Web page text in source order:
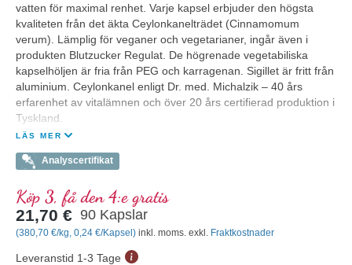
vatten för maximal renhet. Varje kapsel erbjuder den högsta
kvaliteten från det äkta Ceylonkanelträdet (Cinnamomum
verum). Lämplig för veganer och vegetarianer, ingår även i
produkten Blutzucker Regulat. De högrenade vegetabiliska
kapselhöljen är fria från PEG och karragenan. Sigillet är fritt från
aluminium. Ceylonkanel enligt Dr. med. Michalzik – 40 års
erfarenhet av vitalämnen och över 20 års certifierad produktion i
Tyskland.
LÄS MER
Analyscertifikat
Köp 3, få den 4:e gratis
21,70 € 90 Kapslar
(380,70 €/kg, 0,24 €/Kapsel) inkl. moms. exkl. Fraktkostnader
Leveranstid 1-3 Tage